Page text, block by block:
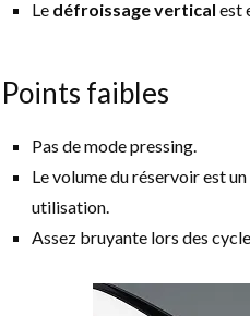
Le défroissage vertical est
Points faibles
Pas de mode pressing.
Le volume du réservoir est
utilisation.
Assez bruyante lors des